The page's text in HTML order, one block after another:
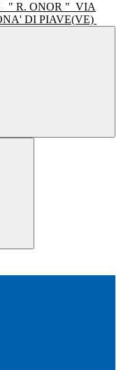
" R. ONOR " VIA
DI PIAVE(VE)